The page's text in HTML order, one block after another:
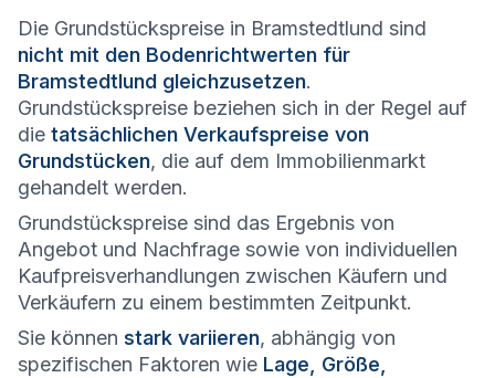
Die Grundstückspreise in Bramstedtlund sind
nicht mit den Bodenrichtwerten für
Bramstedtlund gleichzusetzen.
Grundstückspreise beziehen sich in der Regel auf
die tatsächlichen Verkaufspreise von
Grundstücken, die auf dem Immobilienmarkt
gehandelt werden.
Grundstückspreise sind das Ergebnis von
Angebot und Nachfrage sowie von individuellen
Kaufpreisverhandlungen zwischen Käufern und
Verkäufern zu einem bestimmten Zeitpunkt.
Sie können stark variieren, abhängig von
spezifischen Faktoren wie Lage, Größe,